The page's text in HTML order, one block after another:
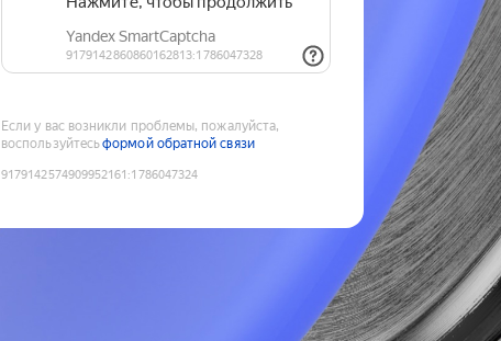
Если у вас возникли проблемы, пожалуйста,
воспользуйтесьформой обратной связи
9179142574909952161 :1786047324